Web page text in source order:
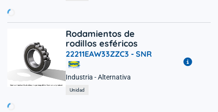
Rodamientos de
rodillos esféricos
22211EAW33ZZC3 - SNR
Industria - Alternativa
Unidad